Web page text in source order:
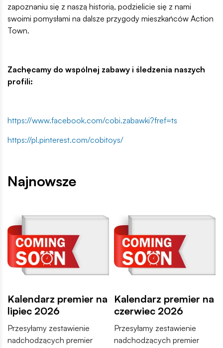
zapoznaniu się z naszą historią, podzielicie się z nami
swoimi pomysłami na dalsze przygody mieszkańców Action
Town.
Zachęcamy do wspólnej zabawy i śledzenia naszych
profili:
https://www.facebook.com/cobi.zabawki?fref=ts
https://pl.pinterest.com/cobitoys/
Najnowsze
Kalendarz premier na
lipiec 2026
Przesyłamy zestawienie
nadchodzących premier
Kalendarz premier na
czerwiec 2026
Przesyłamy zestawienie
nadchodzących premier